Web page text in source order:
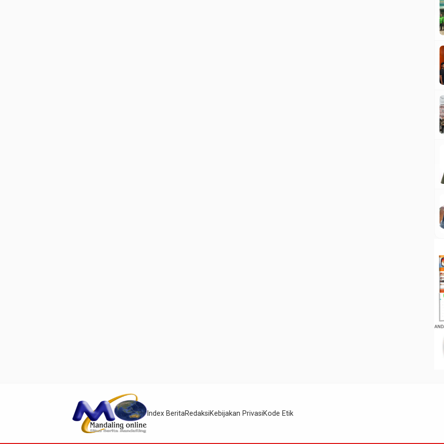
Index BeritaRedaksiKebijakan PrivasiKode Etik